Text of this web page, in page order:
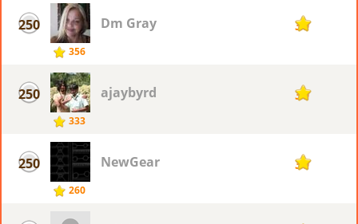
250
356
Dm Gray 30
250
333
ajaybyrd 30
250
260
NewGear 30